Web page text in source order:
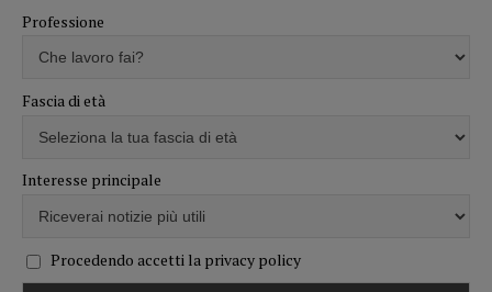
Professione
Fascia di età
Interesse principale
Procedendo accetti la privacy policy